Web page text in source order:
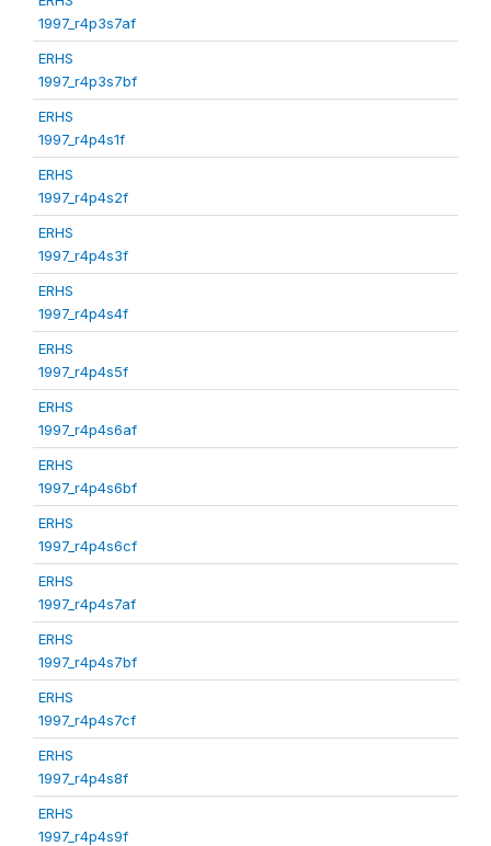
1997_r4p3s7af
ERHS
1997_r4p3s7bf
ERHS
1997_r4p4s1f
ERHS
1997_r4p4s2f
ERHS
1997_r4p4s3f
ERHS
1997_r4p4s4f
ERHS
1997_r4p4s5f
ERHS
1997_r4p4s6af
ERHS
1997_r4p4s6bf
ERHS
1997_r4p4s6cf
ERHS
1997_r4p4s7af
ERHS
1997_r4p4s7bf
ERHS
1997_r4p4s7cf
ERHS
1997_r4p4s8f
ERHS
1997_r4p4s9f